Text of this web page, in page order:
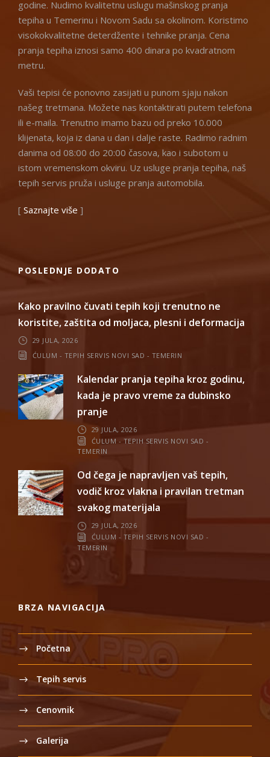
godine. Nudimo kvalitetnu uslugu mašinskog pranja
tepiha u Temerinu i Novom Sadu sa okolinom. Koristimo
visokokvalitetne deterdžente i tehnike pranja. Cena
pranja tepiha iznosi samo 400 dinara po kvadratnom
metru.
Vaši tepisi će ponovno zasijati u punom sjaju nakon
našeg tretmana. Možete nas kontaktirati putem telefona
ili e-maila. Trenutno imamo bazu od preko 10.000
klijenata, koja iz dana u dan i dalje raste. Radimo radnim
danima od 08:00 do 20:00 časova, kao i subotom u
istom vremenskom okviru. Uz usluge pranja tepiha, naš
tepih servis pruža i usluge pranja automobila.
[ Saznajte više ]
POSLEDNJE DODATO
Kako pravilno čuvati tepih koji trenutno ne
koristite, zaštita od moljaca, plesni i deformacija
29 JULA, 2026
ĆULUM - TEPIH SERVIS NOVI SAD - TEMERIN
Kalendar pranja tepiha kroz godinu,
kada je pravo vreme za dubinsko
pranje
29 JULA, 2026
ĆULUM - TEPIH SERVIS NOVI SAD -
TEMERIN
Od čega je napravljen vaš tepih,
vodič kroz vlakna i pravilan tretman
svakog materijala
29 JULA, 2026
ĆULUM - TEPIH SERVIS NOVI SAD -
TEMERIN
BRZA NAVIGACIJA
Početna
Tepih servis
Cenovnik
Galerija